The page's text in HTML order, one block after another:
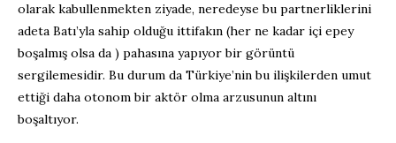
olarak kabullenmekten ziyade, neredeyse bu partnerliklerini
adeta Batı’yla sahip olduğu ittifakın (her ne kadar içi epey
boşalmış olsa da ) pahasına yapıyor bir görüntü
sergilemesidir. Bu durum da Türkiye’nin bu ilişkilerden umut
ettiği daha otonom bir aktör olma arzusunun altını
boşaltıyor.